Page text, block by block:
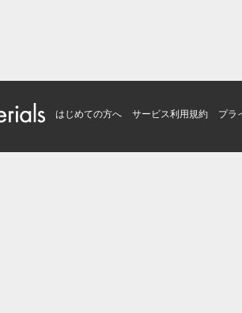
はじめての方へ サービス利用規約 プラ